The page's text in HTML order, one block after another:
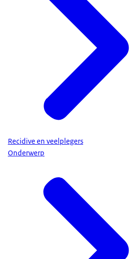
Recidive en veelplegers
Onderwerp